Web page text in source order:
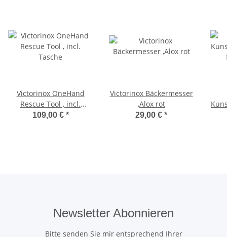
Victorinox OneHand
Rescue Tool , incl.
Tasche
109,00 € *
Victorinox Bäckermesser
,Alox rot
29,00 € *
Newsletter Abonnieren
Bitte senden Sie mir entsprechend Ihrer